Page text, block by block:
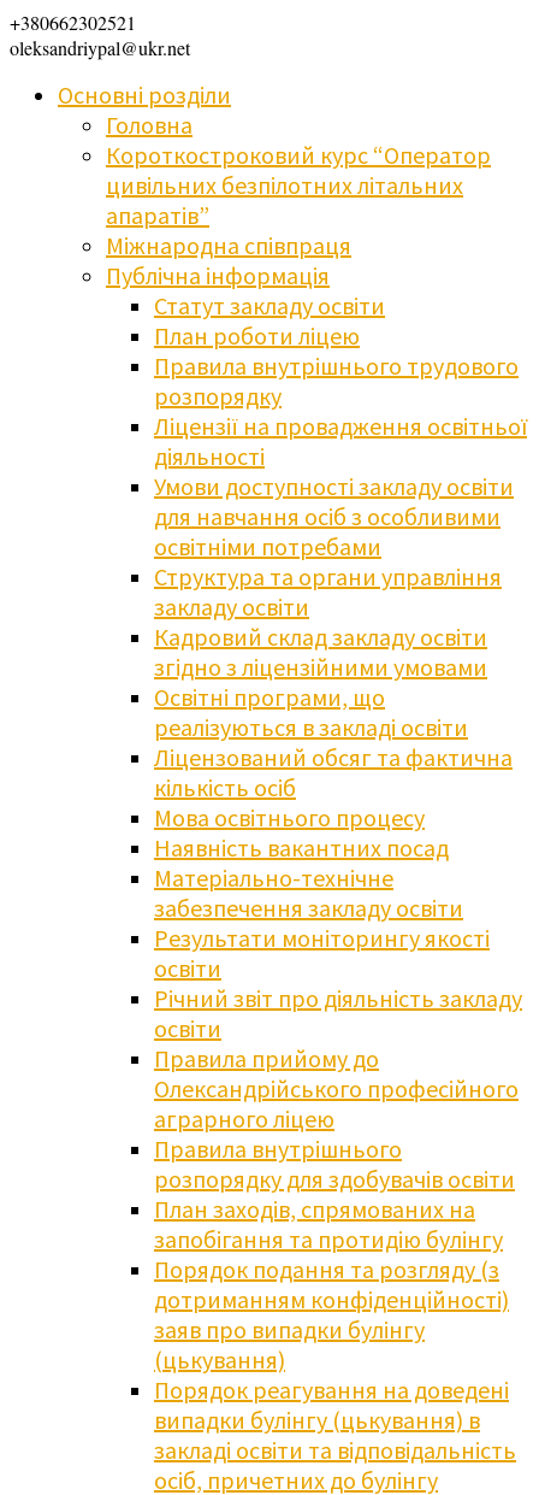
+380662302521
oleksandriypal@ukr.net
Основні розділи
Головна
Короткостроковий курс “Оператор
цивільних безпілотних літальних
апаратів”
Міжнародна співпраця
Публічна інформація
Статут закладу освіти
План роботи ліцею
Правила внутрішнього трудового
розпорядку
Ліцензії на провадження освітньої
діяльності
Умови доступності закладу освіти
для навчання осіб з особливими
освітніми потребами
Структура та органи управління
закладу освіти
Кадровий склад закладу освіти
згідно з ліцензійними умовами
Освітні програми, що
реалізуються в закладі освіти
Ліцензований обсяг та фактична
кількість осіб
Мова освітнього процесу
Наявність вакантних посад
Матеріально-технічне
забезпечення закладу освіти
Результати моніторингу якості
освіти
Річний звіт про діяльність закладу
освіти
Правила прийому до
Олександрійського професійного
аграрного ліцею
Правила внутрішнього
розпорядку для здобувачів освіти
План заходів, спрямованих на
запобігання та протидію булінгу
Порядок подання та розгляду (з
дотриманням конфіденційності)
заяв про випадки булінгу
(цькування)
Порядок реагування на доведені
випадки булінгу (цькування) в
закладі освіти та відповідальність
осіб, причетних до булінгу